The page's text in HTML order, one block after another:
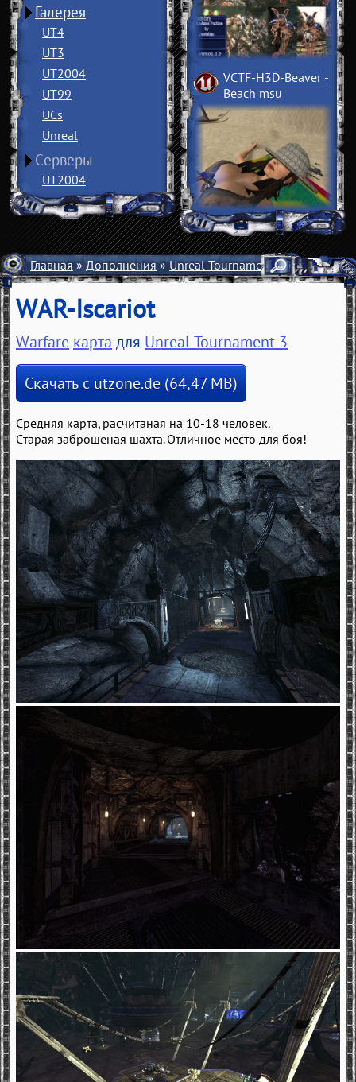
Галерея
UT4
UT3
UT2004
UT99
UCs
Unreal
Серверы
UT2004
VCTF-H3D-Beaver ­
Beach msu
Главная»Дополнения»Unreal Tournament 3»Карты»
WAR-Iscariot
Warfare карта для Unreal Tournament 3
Скачать с utzone.de (64,47 MB)
Средняя карта, расчитаная на 10-18 человек.
Старая заброшеная шахта. Отличное место для боя!